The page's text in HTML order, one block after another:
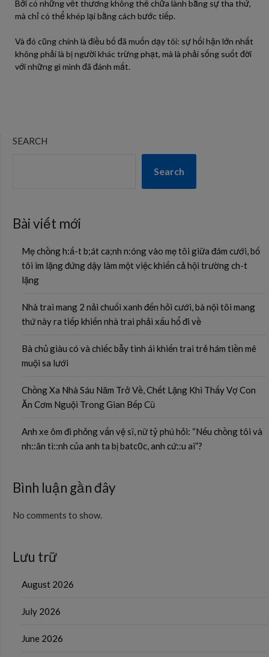
Bởi có những vết thương không thể chữa lành bằng sự tha thứ,
mà chỉ có thể khép lại bằng cách bước tiếp.
Và đó cũng chính là điều bố đã muốn dạy tôi: sự hối hận lớn nhất
không phải là bị người khác trừng phạt, mà là phải sống suốt đời
với những gì mình đã đánh mất.
SEARCH
Search
Bài viết mới
Mẹ chồng h:ấ-t b;át ca;nh n:óng vào mẹ tôi giữa đám cưới, bố
tôi im lặng đứng dậy làm một việc khiến cả hội trường ch-t
lặng
Nhà trai mang 2 nải chuối xanh đến hỏi cưới, bà nội tôi mang
thứ này ra tiếp khiến nhà trai phải xấu hổ đi về
Bà chủ giàu có và chiếc bẫy tình ái khiến trai trẻ hám tiền mê
muội sa lưới
Chồng Xa Nhà Sáu Năm Trở Về, Chết Lặng Khi Thấy Vợ Con
Ăn Cơm Nguội Trong Gian Bếp Cũ
Anh xe ôm đi phỏng vấn vệ sĩ, nữ tỷ phú hỏi: “Nếu chồng tôi và
nh::ân tì::nh của anh ta bị batc0c, anh cứ::u ai”?
Bình luận gần đây
No comments to show.
Lưu trữ
August 2026
July 2026
June 2026